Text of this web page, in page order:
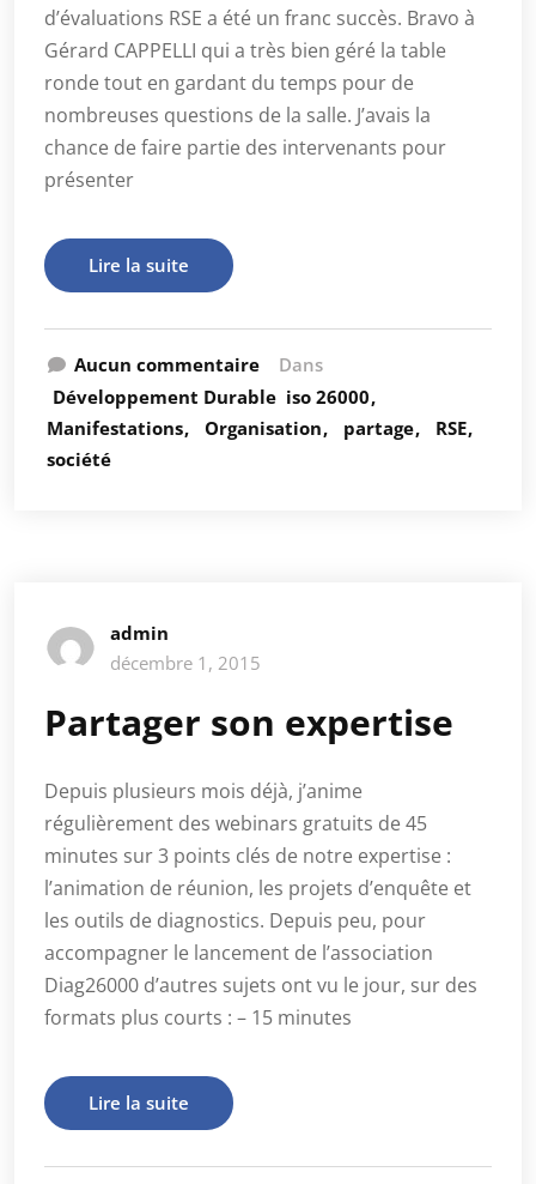
d’évaluations RSE a été un franc succès. Bravo à
Gérard CAPPELLI qui a très bien géré la table
ronde tout en gardant du temps pour de
nombreuses questions de la salle. J’avais la
chance de faire partie des intervenants pour
présenter
Lire la suite
Aucun commentaire
Dans
Développement Durable iso 26000
Manifestations
Organisation partage
RSE
société
admin
décembre 1, 2015
Partager son expertise
Depuis plusieurs mois déjà, j’anime
régulièrement des webinars gratuits de 45
minutes sur 3 points clés de notre expertise :
l’animation de réunion, les projets d’enquête et
les outils de diagnostics. Depuis peu, pour
accompagner le lancement de l’association
Diag26000 d’autres sujets ont vu le jour, sur des
formats plus courts : – 15 minutes
Lire la suite